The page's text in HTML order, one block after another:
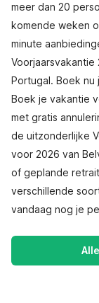
meer dan 20
komende weken
minute
Portugal. Boek nu
Boek je vakantie
met gratis
de uitzonderlijke
voor 2026 van
of geplande
verschillende
vandaag nog je